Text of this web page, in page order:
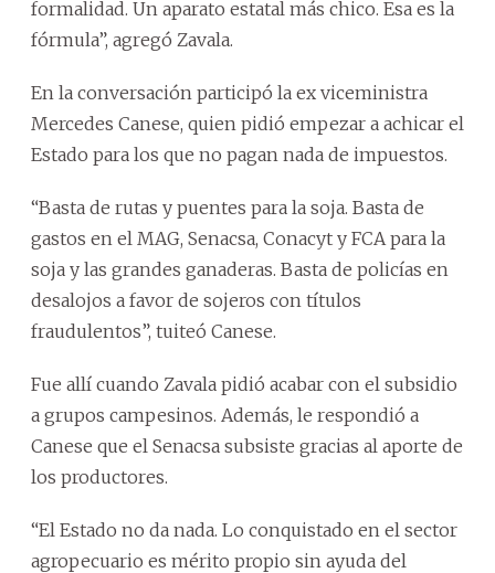
formalidad. Un aparato estatal más chico. Esa es la
fórmula”, agregó Zavala.
En la conversación participó la ex viceministra
Mercedes Canese, quien pidió empezar a achicar el
Estado para los que no pagan nada de impuestos.
“Basta de rutas y puentes para la soja. Basta de
gastos en el MAG, Senacsa, Conacyt y FCA para la
soja y las grandes ganaderas. Basta de policías en
desalojos a favor de sojeros con títulos
fraudulentos”, tuiteó Canese.
Fue allí cuando Zavala pidió acabar con el subsidio
a grupos campesinos. Además, le respondió a
Canese que el Senacsa subsiste gracias al aporte de
los productores.
“El Estado no da nada. Lo conquistado en el sector
agropecuario es mérito propio sin ayuda del